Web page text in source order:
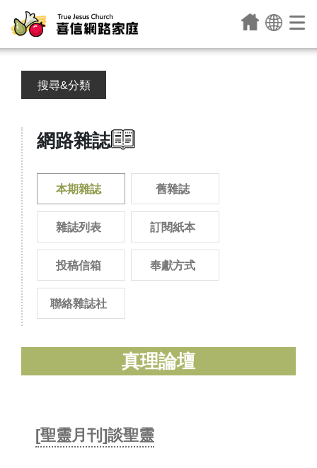
搜尋&分類
網路雜誌
本期雜誌 舊雜誌
雜誌列表 訂閱紙本
投稿信箱 奉獻方式
聯絡雜誌社
真理論壇
[聖靈月刊]談聖靈